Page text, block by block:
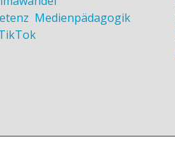
Medienpädagogik,